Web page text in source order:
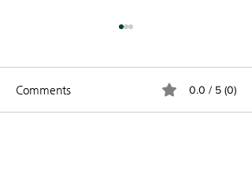
Comments 0.0 / 5 (0)